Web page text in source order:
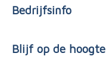
Bedrijfsinfo
Blijf op de hoogte